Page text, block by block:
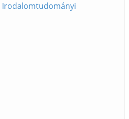
Irodalomtudományi